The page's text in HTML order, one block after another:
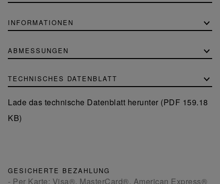
INFORMATIONEN
ABMESSUNGEN
TECHNISCHES DATENBLATT
Lade das technische Datenblatt herunter (PDF 159.18
KB)
GESICHERTE BEZAHLUNG
- Per Karte: Visa®, MasterCard®, American Express®